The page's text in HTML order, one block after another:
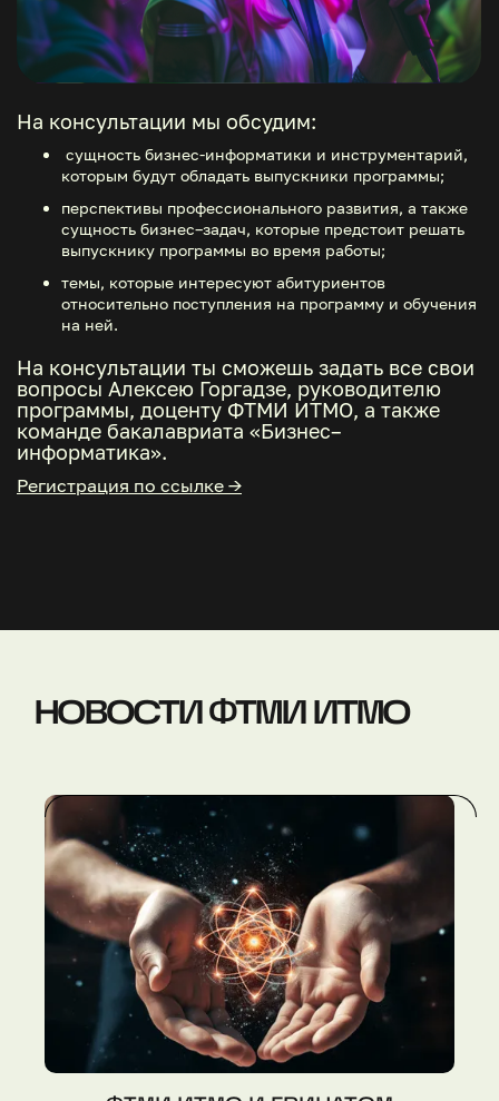
На консультации мы обсудим:
сущность бизнес-информатики и инструментарий,
которым будут обладать выпускники программы;
перспективы профессионального развития, а также
сущность бизнес–задач, которые предстоит решать
выпускнику программы во время работы;
темы, которые интересуют абитуриентов
относительно поступления на программу и обучения
на ней.
На консультации ты сможешь задать все свои
вопросы Алексею Горгадзе, руководителю
программы, доценту ФТМИ ИТМО, а также
команде бакалавриата «Бизнес–
информатика».
Регистрация по ссылке →
НОВОСТИ ФТМИ ИТМО